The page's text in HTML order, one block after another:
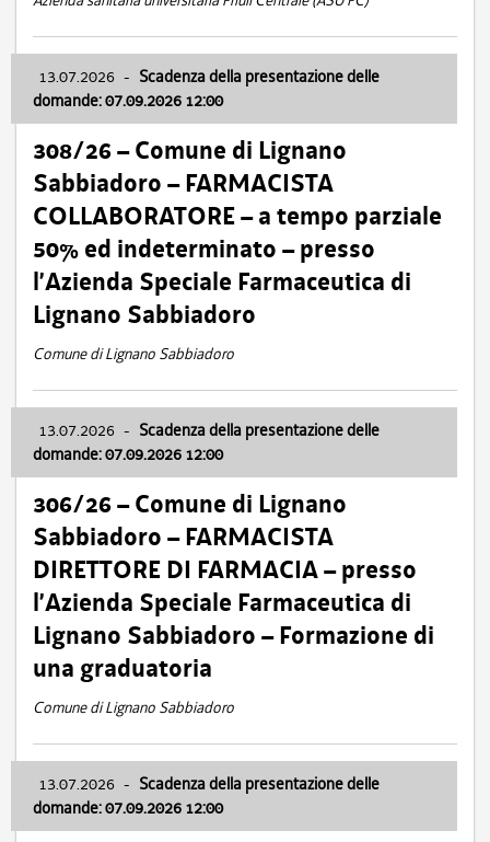
13.07.2026 - Scadenza della presentazione delle
domande: 07.09.2026 12:00
308/26 – Comune di Lignano
Sabbiadoro – FARMACISTA
COLLABORATORE – a tempo parziale
50% ed indeterminato – presso
l’Azienda Speciale Farmaceutica di
Lignano Sabbiadoro
Comune di Lignano Sabbiadoro
13.07.2026 - Scadenza della presentazione delle
domande: 07.09.2026 12:00
306/26 – Comune di Lignano
Sabbiadoro – FARMACISTA
DIRETTORE DI FARMACIA – presso
l’Azienda Speciale Farmaceutica di
Lignano Sabbiadoro – Formazione di
una graduatoria
Comune di Lignano Sabbiadoro
13.07.2026 - Scadenza della presentazione delle
domande: 07.09.2026 12:00